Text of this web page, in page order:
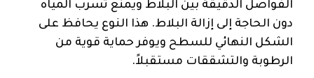
الفواصل الدقيقة بين البلاط ويمنع تسرب المياه
دون الحاجة إلى إزالة البلاط. هذا النوع يحافظ على
الشكل النهائي للسطح ويوفر حماية قوية من
الرطوبة والتشققات مستقبلاً.